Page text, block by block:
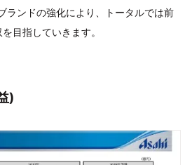
ランドの強化により、トータルでは前
目指していきます。
)